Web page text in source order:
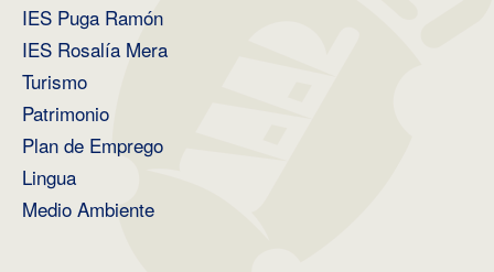
IES Puga Ramón
IES Rosalía Mera
Turismo
Patrimonio
Plan de Emprego
Lingua
Medio Ambiente